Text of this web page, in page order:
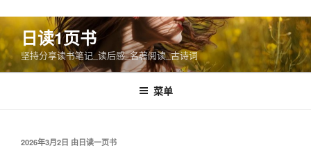
跳
至
内
容
日读1页书
坚持分享读书笔记_读后感_名著阅读_古诗词
菜单
发
2026年3月2日 由日读一页书